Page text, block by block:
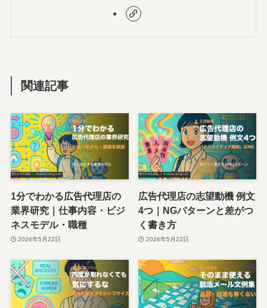
関連記事
1分でわかる広告代理店の
業界研究｜仕事内容・ビジ
ネスモデル・職種
2026年5月22日
広告代理店の志望動機 例文
4つ｜NGパターンと差がつ
く書き方
2026年5月22日